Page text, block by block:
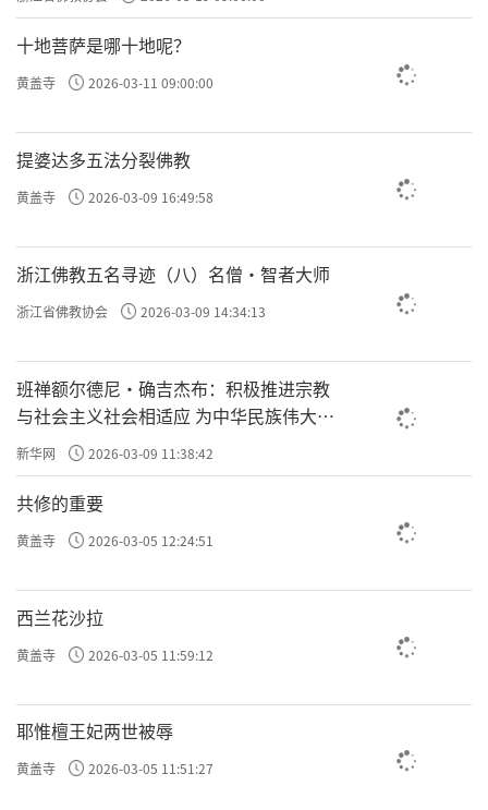
十地菩萨是哪十地呢？
黄盖寺 2026-03-11 09:00:00
提婆达多五法分裂佛教
黄盖寺 2026-03-09 16:49:58
浙江佛教五名寻迹（八）名僧·智者大师
浙江省佛教协会 2026-03-09 14:34:13
班禅额尔德尼·确吉杰布：积极推进宗教
与社会主义社会相适应 为中华民族伟大复
兴贡献力量
新华网 2026-03-09 11:38:42
共修的重要
黄盖寺 2026-03-05 12:24:51
西兰花沙拉
黄盖寺 2026-03-05 11:59:12
耶惟檀王妃两世被辱
黄盖寺 2026-03-05 11:51:27